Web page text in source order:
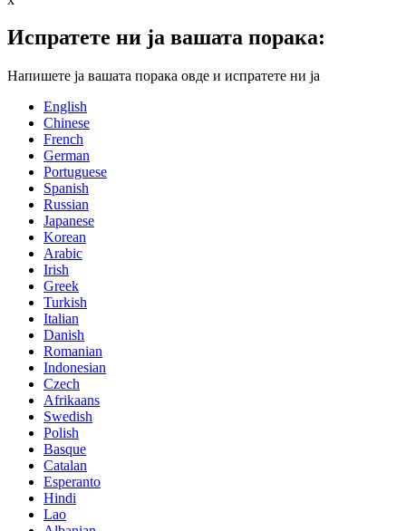
Испратете ни ја вашата порака:
Напишете ја вашата порака овде и испратете ни ја
English
Chinese
French
German
Portuguese
Spanish
Russian
Japanese
Korean
Arabic
Irish
Greek
Turkish
Italian
Danish
Romanian
Indonesian
Czech
Afrikaans
Swedish
Polish
Basque
Catalan
Esperanto
Hindi
Lao